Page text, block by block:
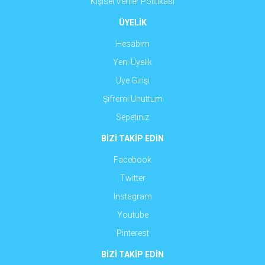
ÜYELİK
Hesabım
Yeni Üyelik
Üye Girişi
Şifremi Unuttum
Sepetiniz
BİZİ TAKİP EDİN
Facebook
Twitter
Instagram
Youtube
Pinterest
BİZİ TAKİP EDİN